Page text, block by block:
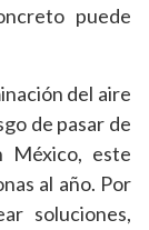
puede
del aire
de pasar de
México, este
al año. Por
soluciones,